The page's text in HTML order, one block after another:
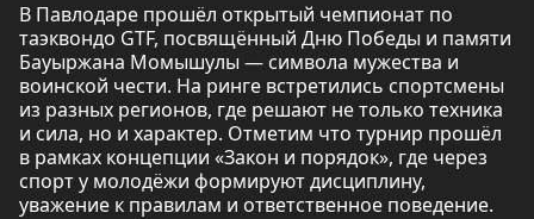
В Павлодаре прошёл открытый чемпионат по
таэквондо GTF, посвящённый Дню Победы и памяти
Бауыржана Момышулы — символа мужества и
воинской чести. На ринге встретились спортсмены
из разных регионов, где решают не только техника
и сила, но и характер. Отметим что турнир прошёл
в рамках концепции «Закон и порядок», где через
спорт у молодёжи формируют дисциплину,
уважение к правилам и ответственное поведение.